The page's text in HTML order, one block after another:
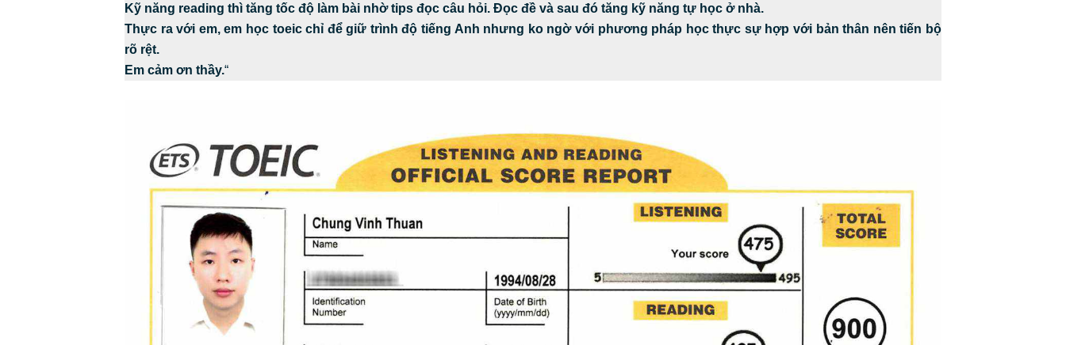
Kỹ năng reading thì tăng tốc độ làm bài nhờ tips đọc câu hỏi. Đọc đề và sau đó tăng kỹ năng tự học ở nhà.
Thực ra với em, em học toeic chỉ để giữ trình độ tiếng Anh nhưng ko ngờ với phương pháp học thực sự hợp với bản thân nên tiến bộ
rõ rệt.
Em cảm ơn thầy.“